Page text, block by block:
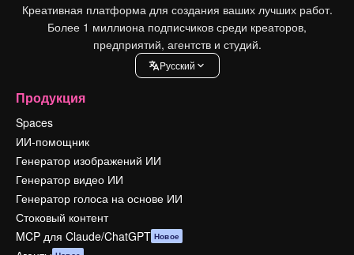
Креативная платформа для создания ваших лучших работ.
Более 1 миллиона подписчиков среди креаторов,
предприятий, агентств и студий.
Pусский
Продукция
Spaces
ИИ-помощник
Генератор изображений ИИ
Генератор видео ИИ
Генератор голоса на основе ИИ
Стоковый контент
MCP для Claude/ChatGPT Новое